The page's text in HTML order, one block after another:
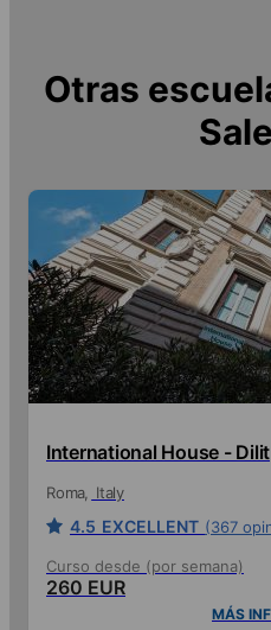
Otras
International House - Dilit
Roma Italy
4.5 EXCELLENT (367
Curso desde (por semana)
260 EUR
MÁS